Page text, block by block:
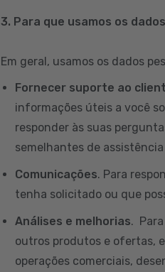
3. Para que usamos os
Em geral, usamos os dados
Fornecer suporte ao
informações úteis a você
responder às suas
semelhantes de
Comunicações. Para
tenha solicitado ou que
Análises e melhorias.
outros produtos e ofertas,
operações comerciais,